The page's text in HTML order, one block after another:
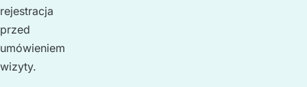
rejestracja
przed
umówieniem
wizyty.